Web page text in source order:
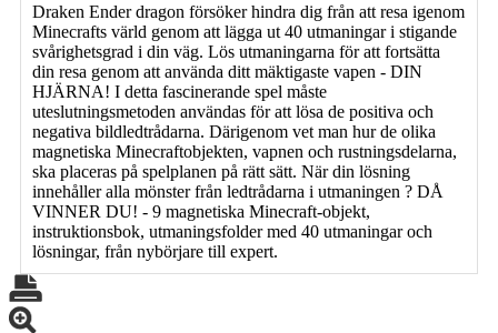
Draken Ender dragon försöker hindra dig från att resa igenom
Minecrafts värld genom att lägga ut 40 utmaningar i stigande
svårighetsgrad i din väg. Lös utmaningarna för att fortsätta
din resa genom att använda ditt mäktigaste vapen - DIN
HJÄRNA! I detta fascinerande spel måste
uteslutningsmetoden användas för att lösa de positiva och
negativa bildledtrådarna. Därigenom vet man hur de olika
magnetiska Minecraftobjekten, vapnen och rustningsdelarna,
ska placeras på spelplanen på rätt sätt. När din lösning
innehåller alla mönster från ledtrådarna i utmaningen ? DÅ
VINNER DU! - 9 magnetiska Minecraft-objekt,
instruktionsbok, utmaningsfolder med 40 utmaningar och
lösningar, från nybörjare till expert.